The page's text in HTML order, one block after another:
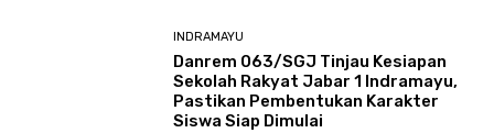
INDRAMAYU
Danrem 063/SGJ Tinjau Kesiapan
Sekolah Rakyat Jabar 1 Indramayu,
Pastikan Pembentukan Karakter
Siswa Siap Dimulai